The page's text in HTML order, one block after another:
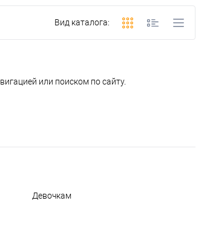
Вид каталога:
или поиском по сайту.
Девочкам